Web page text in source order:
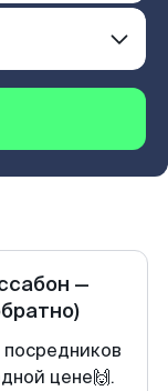
—
цене🙌.